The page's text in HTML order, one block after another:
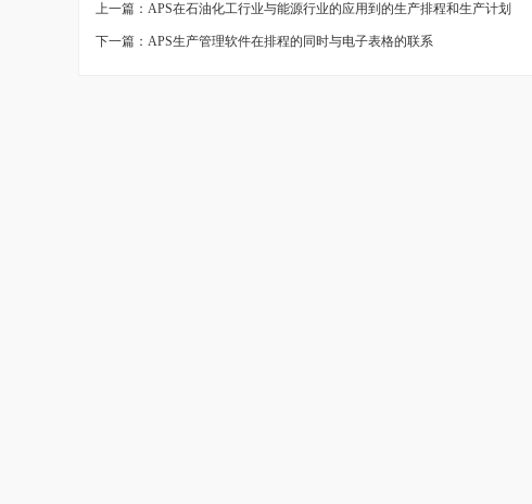
上一篇：APS在石油化工行业与能源行业的应用到的生产排程和生产计划
下一篇：APS生产管理软件在排程的同时与电子表格的联系